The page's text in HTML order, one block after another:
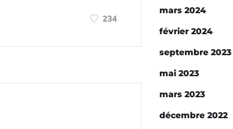
234
mars 2024
février 2024
septembre 2023
mai 2023
mars 2023
décembre 2022